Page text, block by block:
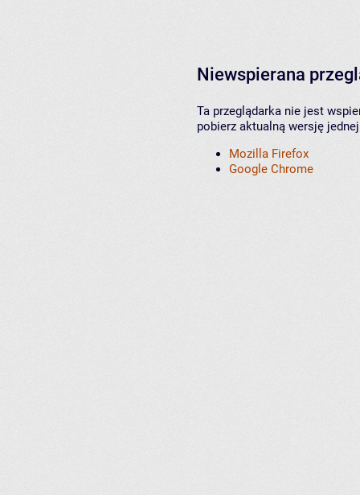
Niewspierana
Ta przeglądarka nie jest
pobierz aktualną wersję
Mozilla Firefox
Google Chrome